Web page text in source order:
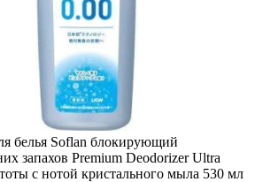
белья Soflan блокирующий
запахов Premium Deodorizer Ultra
с нотой кристального мыла 530 мл